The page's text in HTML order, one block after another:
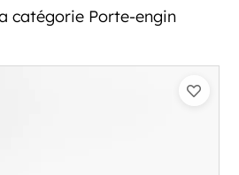
catégorie Porte-engin